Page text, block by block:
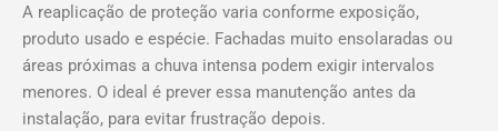
A reaplicação de proteção varia conforme exposição,
produto usado e espécie. Fachadas muito ensolaradas ou
áreas próximas a chuva intensa podem exigir intervalos
menores. O ideal é prever essa manutenção antes da
instalação, para evitar frustração depois.